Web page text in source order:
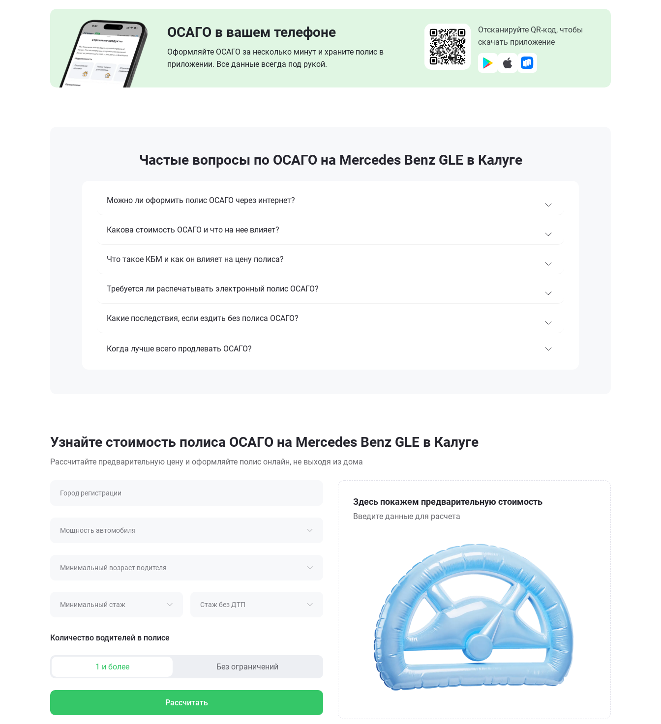
ОСАГО в вашем телефоне
Оформляйте ОСАГО за несколько минут и храните полис в
приложении. Все данные всегда под рукой.
Отсканируйте QR-код, чтобы
скачать приложение
Частые вопросы по ОСАГО на Mercedes Benz GLE в Калуге
Можно ли оформить полис ОСАГО через интернет?
Какова стоимость ОСАГО и что на нее влияет?
Что такое КБМ и как он влияет на цену полиса?
Требуется ли распечатывать электронный полис ОСАГО?
Какие последствия, если ездить без полиса ОСАГО?
Когда лучше всего продлевать ОСАГО?
Узнайте стоимость полиса ОСАГО на Mercedes Benz GLE в Калуге
Рассчитайте предварительную цену и оформляйте полис онлайн, не выходя из дома
Город регистрации
Мощность автомобиля
Минимальный возраст водителя
Минимальный стаж Стаж без ДТП
Количество водителей в полисе
1 и более Без ограничений
Рассчитать
Здесь покажем предварительную стоимость
Введите данные для расчета